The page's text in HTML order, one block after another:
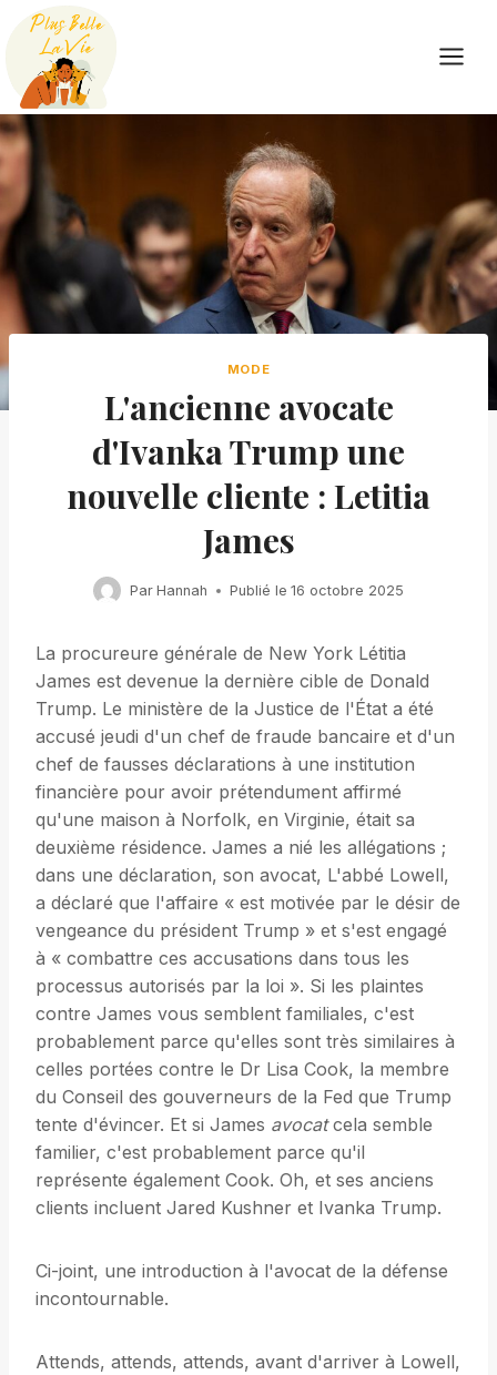
Skip
content
MODE
L'ancienne avocate
d'Ivanka Trump une
nouvelle cliente : Letitia
James
Par Hannah Publié le 16 octobre 2025
La procureure générale de New York Létitia
James est devenue la dernière cible de Donald
Trump. Le ministère de la Justice de l'État a été
accusé jeudi d'un chef de fraude bancaire et d'un
chef de fausses déclarations à une institution
financière pour avoir prétendument affirmé
qu'une maison à Norfolk, en Virginie, était sa
deuxième résidence. James a nié les allégations ;
dans une déclaration, son avocat, L'abbé Lowell,
a déclaré que l'affaire « est motivée par le désir de
vengeance du président Trump » et s'est engagé
à « combattre ces accusations dans tous les
processus autorisés par la loi ». Si les plaintes
contre James vous semblent familiales, c'est
probablement parce qu'elles sont très similaires à
celles portées contre le Dr Lisa Cook, la membre
du Conseil des gouverneurs de la Fed que Trump
tente d'évincer. Et si James avocatcela semble
familier, c'est probablement parce qu'il
représente également Cook. Oh, et ses anciens
clients incluent Jared Kushner et Ivanka Trump.
Ci-joint, une introduction à l'avocat de la défense
incontournable.
Attends, attends, attends, avant d'arriver à Lowell,